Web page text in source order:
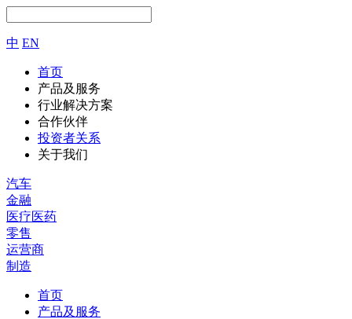
中 EN
首页
产品及服务
行业解决方案
合作伙伴
投资者关系
关于我们
汽车
金融
医疗医药
零售
运营商
制造
首页
产品及服务